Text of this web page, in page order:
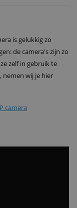
is gelukkig zo
de camera's zijn zo
zelf in gebruik te
nemen wij je hier
camera